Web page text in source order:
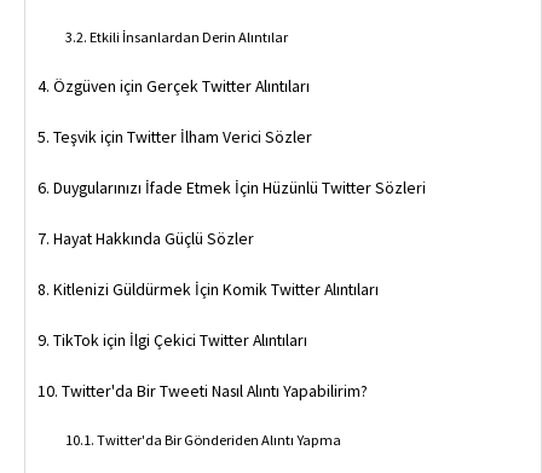
Etkili İnsanlardan Derin Alıntılar
Özgüven için Gerçek Twitter Alıntıları
Teşvik için Twitter İlham Verici Sözler
Duygularınızı İfade Etmek İçin Hüzünlü Twitter Sözleri
Hayat Hakkında Güçlü Sözler
Kitlenizi Güldürmek İçin Komik Twitter Alıntıları
TikTok için İlgi Çekici Twitter Alıntıları
Twitter'da Bir Tweeti Nasıl Alıntı Yapabilirim?
Twitter'da Bir Gönderiden Alıntı Yapma